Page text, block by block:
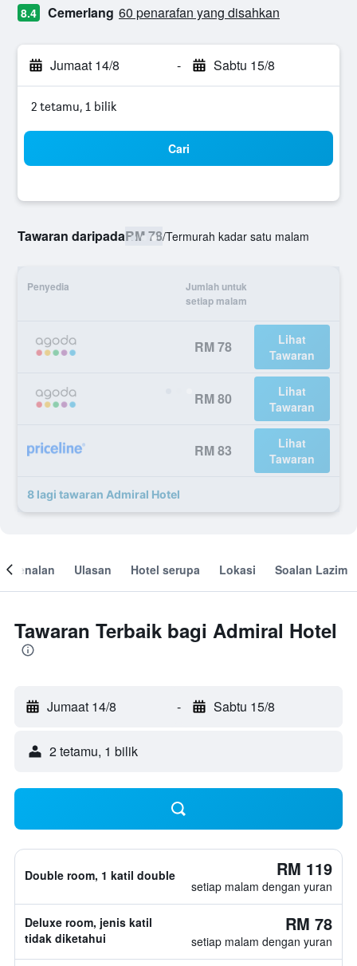
8.4 Cemerlang 60 penarafan yang disahkan
Jumaat 14/8 - Sabtu 15/8
2 tetamu, 1 bilik
Cari
Tawaran daripadaRM 78/Termurah kadar satu malam
Penyedia
Jumlah untuk
setiap malam
RM 78
Lihat
Tawaran
RM 80
Lihat
Tawaran
RM 83
Lihat
Tawaran
8 lagi tawaran Admiral Hotel
Ulasan Hotel serupa Lokasi Soalan Lazim
Tawaran Terbaik bagi Admiral Hotel
Jumaat 14/8 - Sabtu 15/8
2 tetamu, 1 bilik
Double room, 1 katil double RM 119
setiap malam dengan yuran
Deluxe room, jenis katil
tidak diketahui
RM 78
setiap malam dengan yuran